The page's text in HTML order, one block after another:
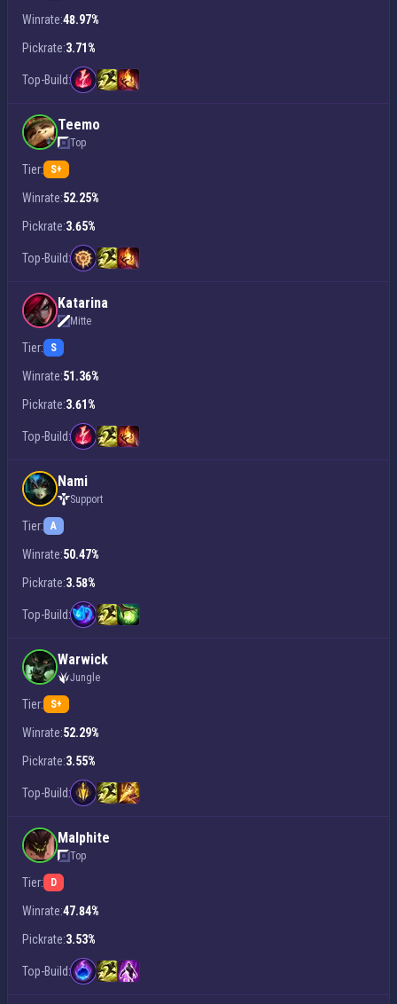
Winrate:48.97%
Pickrate:3.71%
Top-Build:
Teemo
Top
Tier: S+
Winrate:52.25%
Pickrate:3.65%
Top-Build:
Katarina
Mitte
Tier: S
Winrate:51.36%
Pickrate:3.61%
Top-Build:
Nami
Support
Tier: A
Winrate:50.47%
Pickrate:3.58%
Top-Build:
Warwick
Jungle
Tier: S+
Winrate:52.29%
Pickrate:3.55%
Top-Build:
Malphite
Top
Tier: D
Winrate:47.84%
Pickrate:3.53%
Top-Build: